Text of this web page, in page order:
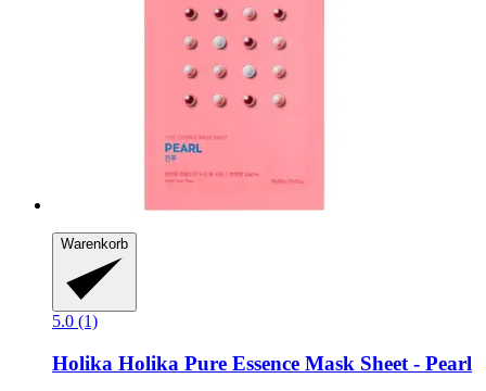
Warenkorb
5.0 (1)
Holika Holika Pure Essence Mask Sheet -​ Pearl